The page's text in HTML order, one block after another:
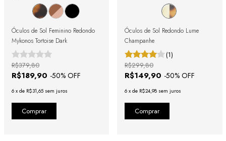
Óculos de Sol Feminino Redondo
Mykonos Tortoise Dark
R$189,90 -50% OFF
R$379,80
6 x de R$31,65 sem juros
Óculos de Sol Redondo Lume
Champanhe
(1)
R$149,90 -50% OFF
R$299,80
6 x de R$24,98 sem juros